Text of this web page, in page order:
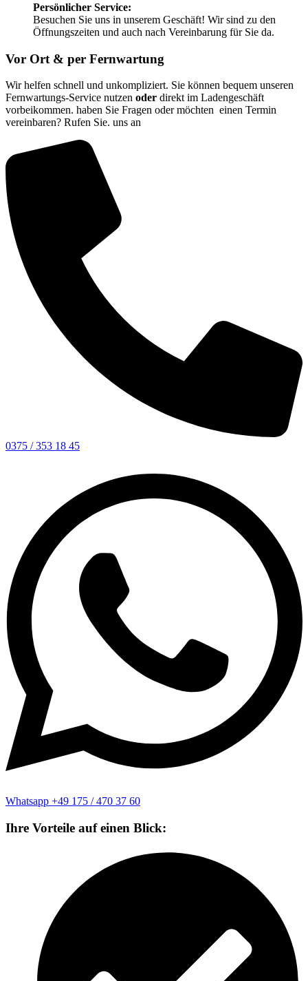
Persönlicher Service:
Besuchen Sie uns in unserem Geschäft! Wir sind zu den
Öffnungszeiten und auch nach Vereinbarung für Sie da.
Vor Ort & per Fernwartung
Wir helfen schnell und unkompliziert. Sie können bequem unseren
Fernwartungs-Service nutzen oder direkt im Ladengeschäft
vorbeikommen. haben Sie Fragen oder möchten einen Termin
vereinbaren? Rufen Sie. uns an
0375 / 353 18 45
Whatsapp +49 175 / 470 37 60
Ihre Vorteile auf einen Blick: